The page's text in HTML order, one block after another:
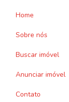
Home
Sobre nós
Buscar imóvel
Anunciar imóvel
Contato